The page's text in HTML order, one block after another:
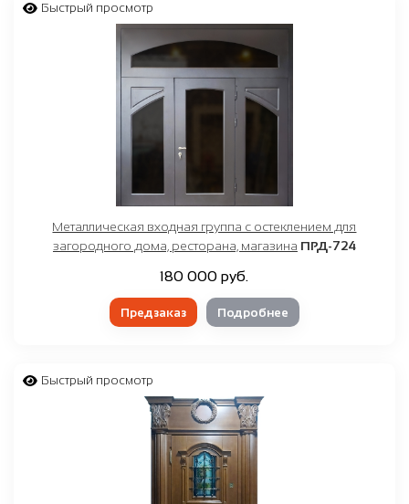
Быстрый просмотр
Металлическая входная группа с остеклением для
загородного дома, ресторана, магазина ПРД-724
180 000 руб.
Предзаказ Подробнее
Быстрый просмотр